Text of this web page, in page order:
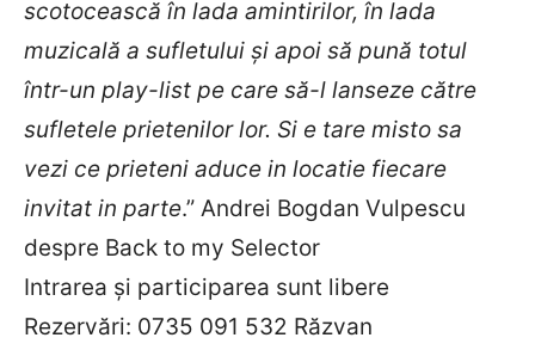
scotocească în lada amintirilor, în lada
muzicală a sufletului și apoi să pună totul
într-un play-list pe care să-l lanseze către
sufletele prietenilor lor. Si e tare misto sa
vezi ce prieteni aduce in locatie fiecare
invitat in parte.” Andrei Bogdan Vulpescu
despre Back to my Selector
Intrarea şi participarea sunt libere
Rezervări: 0735 091 532 Răzvan